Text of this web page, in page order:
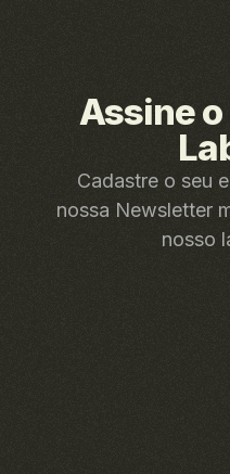
Assine
Cadastre o seu
nossa Newsletter
nosso